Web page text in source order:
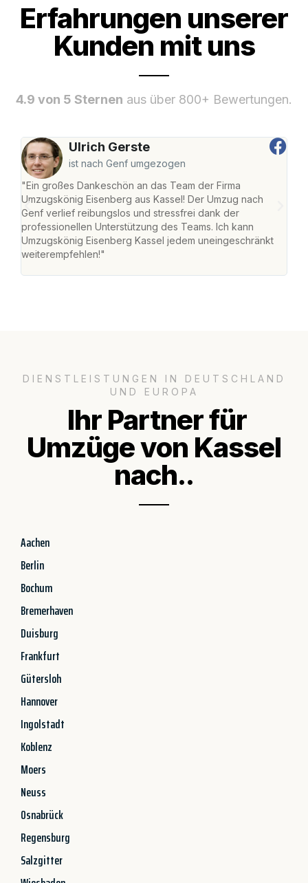
Erfahrungen unserer
Kunden mit uns
4.9 von 5 Sternen aus über 800+ Bewertungen.
Ulrich Gerste
ist nach Genf umgezogen
"Ein großes Dankeschön an das Team der Firma
Umzugskönig Eisenberg aus Kassel! Der Umzug nach
Genf verlief reibungslos und stressfrei dank der
professionellen Unterstützung des Teams. Ich kann
Umzugskönig Eisenberg Kassel jedem uneingeschränkt
weiterempfehlen!"
DIENSTLEISTUNGEN IN DEUTSCHLAND
UND EUROPA
Ihr Partner für
Umzüge von Kassel
nach..
Aachen
Berlin
Bochum
Bremerhaven
Duisburg
Frankfurt
Gütersloh
Hannover
Ingolstadt
Koblenz
Moers
Neuss
Osnabrück
Regensburg
Salzgitter